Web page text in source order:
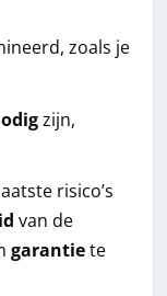
zoals je
zijn,
risico’s
van de
garantiete